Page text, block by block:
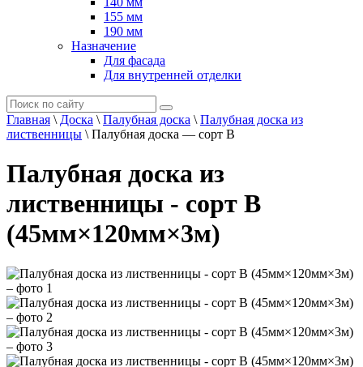
155 мм
190 мм
Назначение
Для фасада
Для внутренней отделки
Главная \ Доска \ Палубная доска \ Палубная доска из
лиственницы \ Палубная доска — сорт B
Палубная доска из
лиственницы - сорт B
(45мм×120мм×3м)